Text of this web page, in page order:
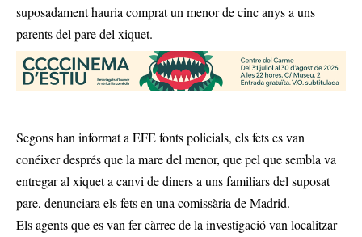
suposadament hauria comprat un menor de cinc anys a uns
parents del pare del xiquet.
Segons han informat a EFE fonts policials, els fets es van
conéixer després que la mare del menor, que pel que sembla va
entregar al xiquet a canvi de diners a uns familiars del suposat
pare, denunciara els fets en una comissària de Madrid.
Els agents que es van fer càrrec de la investigació van localitzar